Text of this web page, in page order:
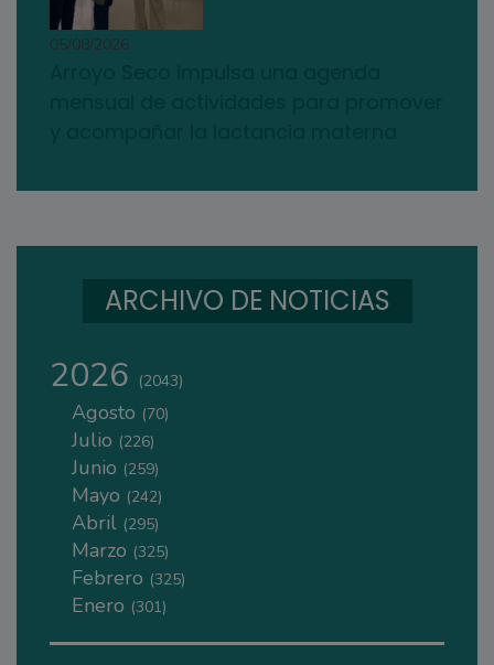
05/08/2026
ARCHIVO DE NOTICIAS
2026 (2043)
Agosto (70)
Julio (226)
Junio (259)
Mayo (242)
Abril (295)
Marzo (325)
Febrero (325)
Enero (301)